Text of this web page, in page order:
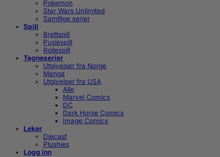
Pokemon
Star Wars Unlimited
Samtlige serier
Spill
Brettspill
Puslespill
Rollespill
Tegneserier
Utgivelser fra Norge
Manga
Utgivelser fra USA
Alle
Marvel Comics
DC
Dark Horse Comics
Image Comics
Leker
Diecast
Plushies
Logg inn